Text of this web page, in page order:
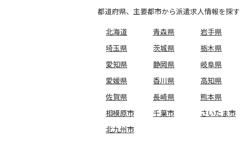
都道府県、主要都市から派遣求人情報を探す
北海道
青森県 岩手県
埼玉県
茨城県 栃木県
愛知県
静岡県 岐阜県
愛媛県
香川県 高知県
佐賀県
長崎県 熊本県
相模原市
千葉市 さいたま市
北九州市